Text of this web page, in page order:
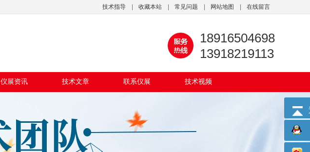
技术指导 收藏本站 常见问题 网站地图 在线留言
18916504698
13918219113
仪展资讯 技术文章 联系仪展 技术视频